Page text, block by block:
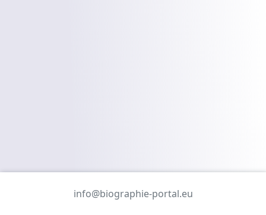
info@biographie-portal.eu